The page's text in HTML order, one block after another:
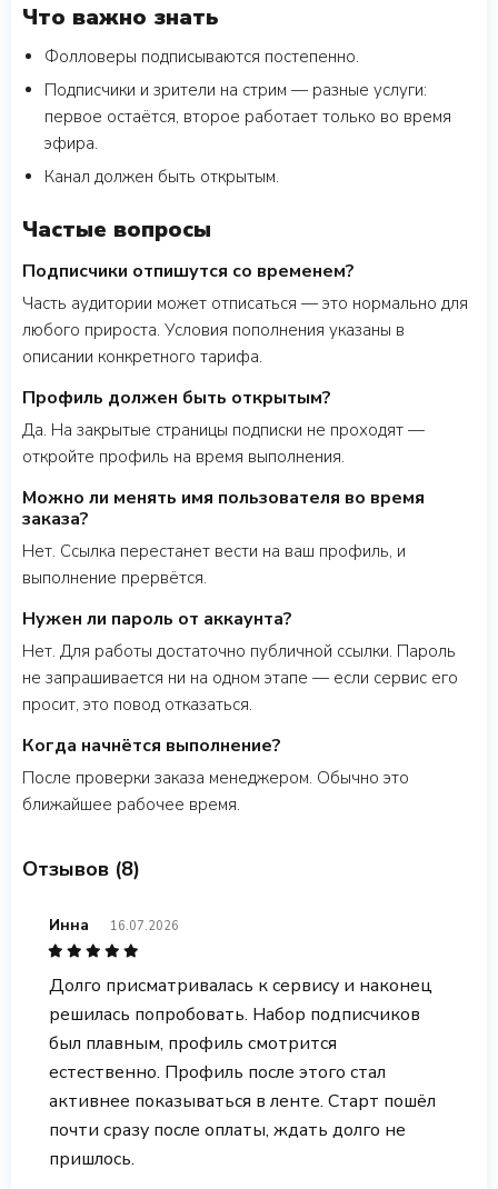
Что важно знать
Фолловеры подписываются постепенно.
Подписчики и зрители на стрим — разные услуги:
первое остаётся, второе работает только во время
эфира.
Канал должен быть открытым.
Частые вопросы
Подписчики отпишутся со временем?
Часть аудитории может отписаться — это нормально для
любого прироста. Условия пополнения указаны в
описании конкретного тарифа.
Профиль должен быть открытым?
Да. На закрытые страницы подписки не проходят —
откройте профиль на время выполнения.
Можно ли менять имя пользователя во время
заказа?
Нет. Ссылка перестанет вести на ваш профиль, и
выполнение прервётся.
Нужен ли пароль от аккаунта?
Нет. Для работы достаточно публичной ссылки. Пароль
не запрашивается ни на одном этапе — если сервис его
просит, это повод отказаться.
Когда начнётся выполнение?
После проверки заказа менеджером. Обычно это
ближайшее рабочее время.
Отзывов (8)
Инна 16.07.2026
Долго присматривалась к сервису и наконец
решилась попробовать. Набор подписчиков
был плавным, профиль смотрится
естественно. Профиль после этого стал
активнее показываться в ленте. Старт пошёл
почти сразу после оплаты, ждать долго не
пришлось.